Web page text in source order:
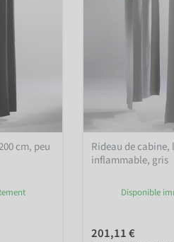
cm, peu
Rideau de cabine,
inflammable, gris
Disponible
201,11 €